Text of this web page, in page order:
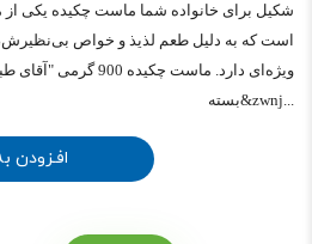
شکیل برای خانواده شما ماست چکیده یکی
است که به دلیل طعم لذیذ و خواص بی‌نظیرش،
ویژه‌ای دارد. ماست چکیده
بسته&zwnj...
افـزودن